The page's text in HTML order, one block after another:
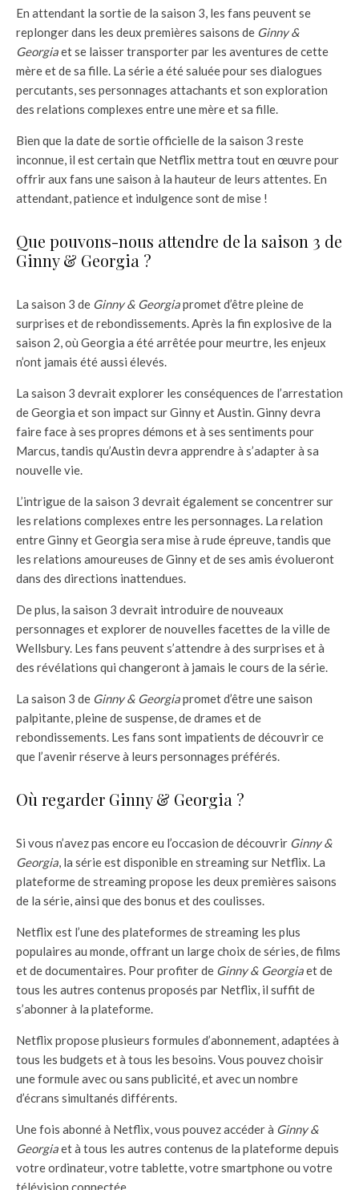
En attendant la sortie de la saison 3, les fans peuvent se
replonger dans les deux premières saisons de Ginny &
Georgiaet se laisser transporter par les aventures de cette
mère et de sa fille. La série a été saluée pour ses dialogues
percutants, ses personnages attachants et son exploration
des relations complexes entre une mère et sa fille.
Bien que la date de sortie officielle de la saison 3 reste
inconnue, il est certain que Netflix mettra tout en œuvre pour
offrir aux fans une saison à la hauteur de leurs attentes. En
attendant, patience et indulgence sont de mise !
Que pouvons-nous attendre de la saison 3 de
Ginny & Georgia ?
La saison 3 de Ginny & Georgiapromet d’être pleine de
surprises et de rebondissements. Après la fin explosive de la
saison 2, où Georgia a été arrêtée pour meurtre, les enjeux
n’ont jamais été aussi élevés.
La saison 3 devrait explorer les conséquences de l’arrestation
de Georgia et son impact sur Ginny et Austin. Ginny devra
faire face à ses propres démons et à ses sentiments pour
Marcus, tandis qu’Austin devra apprendre à s’adapter à sa
nouvelle vie.
L’intrigue de la saison 3 devrait également se concentrer sur
les relations complexes entre les personnages. La relation
entre Ginny et Georgia sera mise à rude épreuve, tandis que
les relations amoureuses de Ginny et de ses amis évolueront
dans des directions inattendues.
De plus, la saison 3 devrait introduire de nouveaux
personnages et explorer de nouvelles facettes de la ville de
Wellsbury. Les fans peuvent s’attendre à des surprises et à
des révélations qui changeront à jamais le cours de la série.
La saison 3 de Ginny & Georgiapromet d’être une saison
palpitante, pleine de suspense, de drames et de
rebondissements. Les fans sont impatients de découvrir ce
que l’avenir réserve à leurs personnages préférés.
Où regarder Ginny & Georgia ?
Si vous n’avez pas encore eu l’occasion de découvrir Ginny &
Georgia, la série est disponible en streaming sur Netflix. La
plateforme de streaming propose les deux premières saisons
de la série, ainsi que des bonus et des coulisses.
Netflix est l’une des plateformes de streaming les plus
populaires au monde, offrant un large choix de séries, de films
et de documentaires. Pour profiter de Ginny & Georgiaet de
tous les autres contenus proposés par Netflix, il suffit de
s’abonner à la plateforme.
Netflix propose plusieurs formules d’abonnement, adaptées à
tous les budgets et à tous les besoins. Vous pouvez choisir
une formule avec ou sans publicité, et avec un nombre
d’écrans simultanés différents.
Une fois abonné à Netflix, vous pouvez accéder à Ginny &
Georgiaet à tous les autres contenus de la plateforme depuis
votre ordinateur, votre tablette, votre smartphone ou votre
télévision connectée.